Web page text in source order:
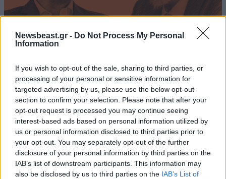
Newsbeast.gr - Do Not Process My Personal
Information
If you wish to opt-out of the sale, sharing to third parties, or
processing of your personal or sensitive information for
targeted advertising by us, please use the below opt-out
section to confirm your selection. Please note that after your
opt-out request is processed you may continue seeing
interest-based ads based on personal information utilized by
us or personal information disclosed to third parties prior to
your opt-out. You may separately opt-out of the further
disclosure of your personal information by third parties on the
IAB’s list of downstream participants. This information may
also be disclosed by us to third parties on the IAB’s List of
Χάρης Δούκας: Έργα που πάλεψα να γίνουν,
πηγαίνουν άλλοι στα εγκαίνια και λένε «το
δήμαρχος ο Μπακογιάννης
Ακολουθήστε το NEWSBEAST στο
Google News
και μάθετε πρώτοι όλες τις ειδήσεις